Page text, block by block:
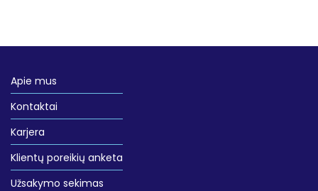
Apie mus
Kontaktai
Karjera
Klientų poreikių anketa
Užsakymo sekimas